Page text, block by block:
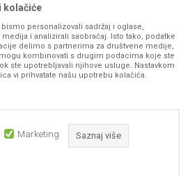
Prijavite se
kolačiće
personalizovali sadržaj i oglase,
i analizirali saobraćaj. Isto tako, podatke
delimo s partnerima za društvene medije,
kombinovati s drugim podacima koje ste
ste upotrebljavali njihove usluge. Nastavkom
vi prihvatate našu upotrebu kolačića.
Marketing Saznaj više